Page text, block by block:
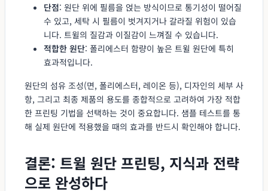
단점: 원단 위에 필름을 얹는 방식이므로 통기성이 떨어질
수 있고, 세탁 시 필름이 벗겨지거나 갈라질 위험이 있습
니다. 트윌의 질감과 이질감이 느껴질 수 있습니다.
적합한 원단: 폴리에스터 함량이 높은 트윌 원단에 특히
효과적입니다.
원단의 섬유 조성(면, 폴리에스터, 레이온 등), 디자인의 세부 사
항, 그리고 최종 제품의 용도를 종합적으로 고려하여 가장 적합
한 프린팅 기법을 선택하는 것이 중요합니다. 샘플 테스트를 통
해 실제 원단에 적용했을 때의 효과를 반드시 확인해야 합니다.
결론: 트윌 원단 프린팅, 지식과 전략
으로 완성하다